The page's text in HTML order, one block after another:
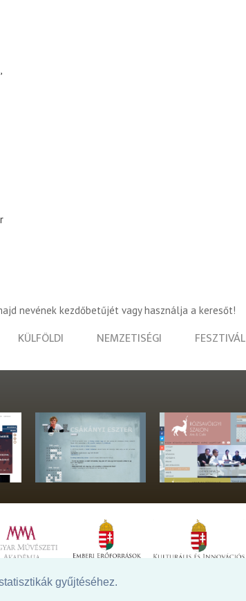
gyűjtéséhez.
nevének kezdőbetűjét vagy használja a keresőt!
KÜLFÖLDI NEMZETISÉGI FESZTIVÁL